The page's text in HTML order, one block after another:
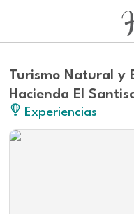
Turismo Natural y
Hacienda El
Experiencias